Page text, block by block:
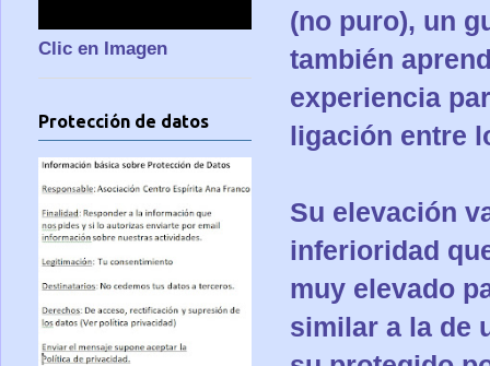
(no puro), un
también
experiencia
ligación entre
Su elevación
inferioridad
muy elevado
similar a la de
Clic en Imagen
Protección de datos